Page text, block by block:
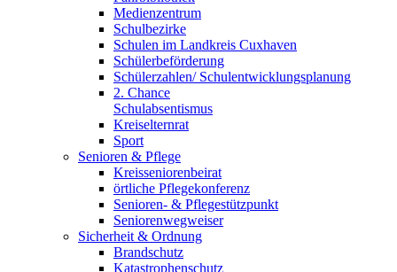
Medienzentrum
Schulbezirke
Schulen im Landkreis Cuxhaven
Schülerbeförderung
Schülerzahlen/ Schulentwicklungsplanung
2. Chance
Schulabsentismus
Kreiselternrat
Sport
Senioren & Pflege
Kreisseniorenbeirat
örtliche Pflegekonferenz
Senioren- & Pflegestützpunkt
Seniorenwegweiser
Sicherheit & Ordnung
Brandschutz
Katastrophenschutz